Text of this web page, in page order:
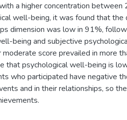
a higher concentration
well-being, it was found that the
dimension was low in 91%,
being and subjective
moderate score prevailed in more
that psychological well-being is
who participated have negative
and in their relationships, so